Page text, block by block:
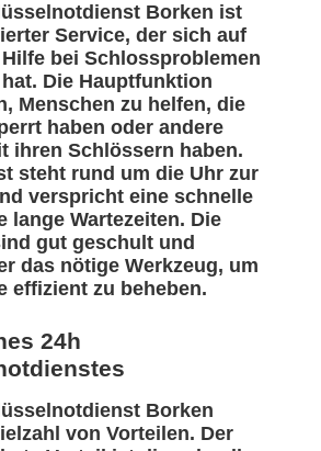
Borken ist
Service, der sich auf
bei Schlossproblemen
Die Hauptfunktion
Menschen zu helfen, die
haben oder andere
ihren Schlössern haben.
steht rund um die Uhr zur
verspricht eine schnelle
lange Wartezeiten. Die
gut geschult und
das nötige Werkzeug, um
effizient zu beheben.
24h
Borken
von Vorteilen. Der